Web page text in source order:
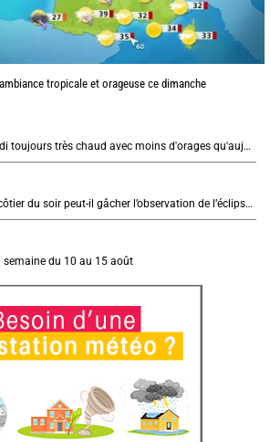
tropicale et orageuse ce dimanche
Météo de demain : un lundi toujours très chaud avec moins d'orages qu'aujourd'hui
Eclipse J-4 : le brouillard côtier du soir peut-il gâcher l’observation de l’éclipse à la plage ?
semaine du 10 au 15 août